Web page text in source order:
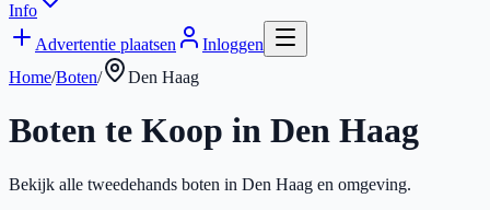
Info
Advertentie plaatsen
Inloggen
Home/Boten/ Den Haag
Boten te Koop in Den Haag
Bekijk alle tweedehands boten in Den Haag en omgeving.